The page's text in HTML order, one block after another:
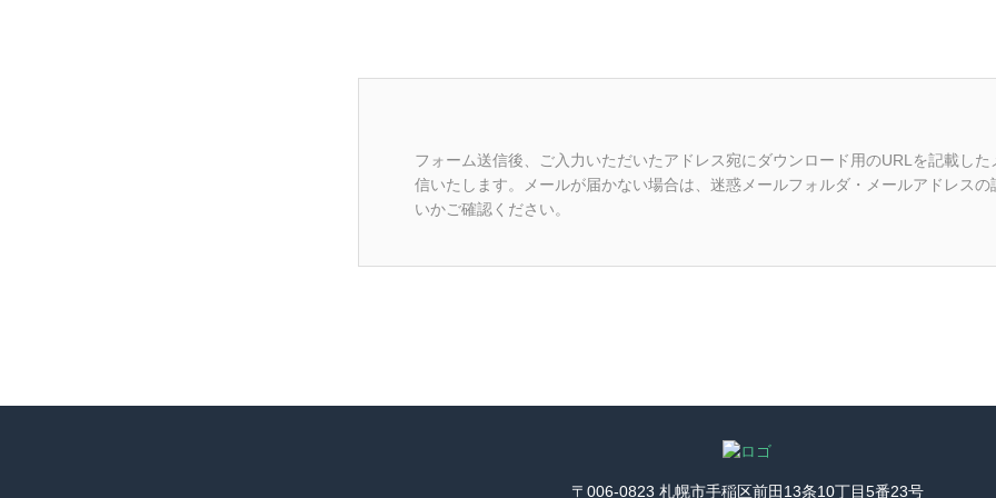
フォーム送信後、ご入力いただいたアドレス宛にダウンロード用のURLを記載した
信いたします。メールが届かない場合は、迷惑メールフォルダ・メールアドレスの
いかご確認ください。
〒006-0823 札幌市手稲区前田13条10丁目5番23号